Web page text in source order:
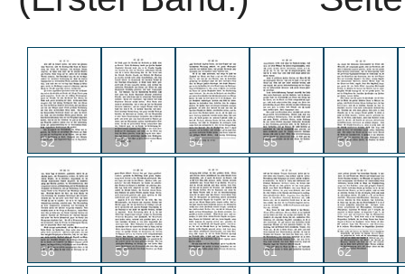
52 53 54 55 56
58 59 60 61 62